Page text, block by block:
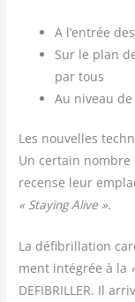
A l’entrée
Sur le plan
par tous
Au niveau
Les nou­velles
Un cer­tain nombre
recense leur
« Staying Alive ».
La défi­bril­la­tion
ment inté­grée à la
DEFIBRILLER. Il